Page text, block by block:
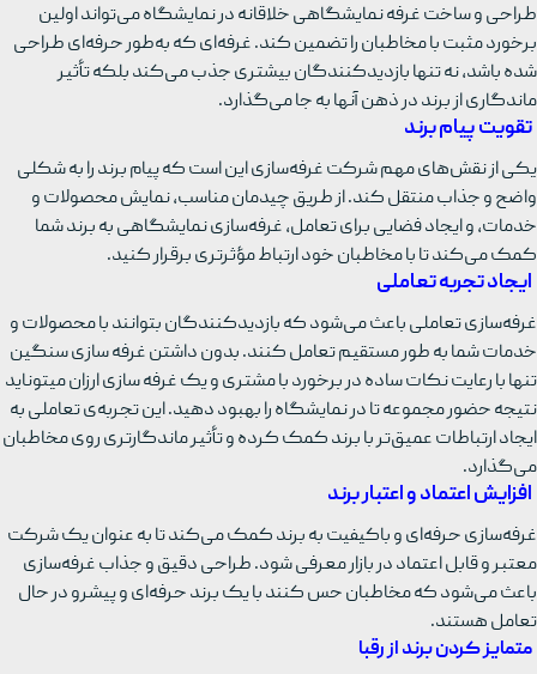
طراحی و ساخت غرفه نمایشگاهی خلاقانه در نمایشگاه می‌تواند اولین
برخورد مثبت با مخاطبان را تضمین کند. غرفه‌ای که به‌طور حرفه‌ای طراحی
شده باشد، نه تنها بازدیدکنندگان بیشتری جذب می‌کند بلکه تأثیر
ماندگاری از برند در ذهن آنها به جا می‌گذارد.
تقویت پیام برند
یکی از نقش‌های مهم شرکت غرفه‌سازی این است که پیام برند را به شکلی
واضح و جذاب منتقل کند. از طریق چیدمان مناسب، نمایش محصولات و
خدمات، و ایجاد فضایی برای تعامل، غرفه‌سازی نمایشگاهی به برند شما
کمک می‌کند تا با مخاطبان خود ارتباط مؤثرتری برقرار کنید.
ایجاد تجربه تعاملی
غرفه‌سازی تعاملی باعث می‌شود که بازدیدکنندگان بتوانند با محصولات و
خدمات شما به طور مستقیم تعامل کنند. بدون داشتن غرفه سازی سنگین
تنها با رعایت نکات ساده در برخورد با مشتری و یک غرفه سازی ارزان میتوناید
نتیجه حضور مجموعه تا در نمایشگاه را بهبود دهید. این تجربه‌ی تعاملی به
ایجاد ارتباطات عمیق‌تر با برند کمک کرده و تأثیر ماندگارتری روی مخاطبان
می‌گذارد.
افزایش اعتماد و اعتبار برند
غرفه‌سازی حرفه‌ای و باکیفیت به برند کمک می‌کند تا به عنوان یک شرکت
معتبر و قابل اعتماد در بازار معرفی شود. طراحی دقیق و جذاب غرفه‌سازی
باعث می‌شود که مخاطبان حس کنند با یک برند حرفه‌ای و پیشرو در حال
تعامل هستند.
متمایز کردن برند از رقبا